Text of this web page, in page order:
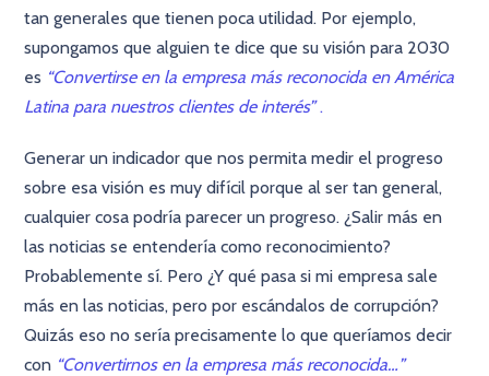
tan generales que tienen poca utilidad. Por ejemplo,
supongamos que alguien te dice que su visión para 2030
es “Convertirse en la empresa más reconocida en América
Latina para nuestros clientes de interés”.
Generar un indicador que nos permita medir el progreso
sobre esa visión es muy difícil porque al ser tan general,
cualquier cosa podría parecer un progreso. ¿Salir más en
las noticias se entendería como reconocimiento?
Probablemente sí. Pero ¿Y qué pasa si mi empresa sale
más en las noticias, pero por escándalos de corrupción?
Quizás eso no sería precisamente lo que queríamos decir
con “Convertirnos en la empresa más reconocida…”